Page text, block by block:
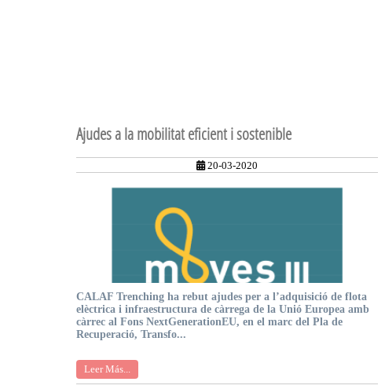
Ajudes a la mobilitat eficient i sostenible
20-03-2020
CALAF Trenching ha rebut ajudes per a l’adquisició de flota
elèctrica i infraestructura de càrrega de la Unió Europea amb
càrrec al Fons NextGenerationEU, en el marc del Pla de
Recuperació, Transfo...
Leer Más...